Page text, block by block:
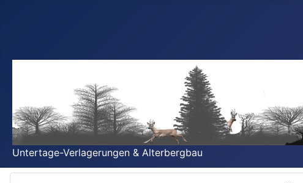
Untertage-Verlagerungen & Alterbergbau